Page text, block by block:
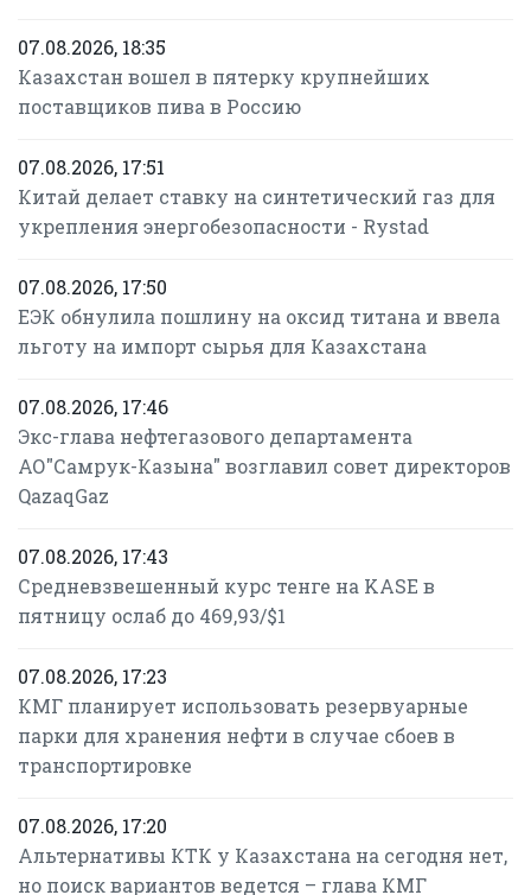
07.08.2026, 18:35
Казахстан вошел в пятерку крупнейших
поставщиков пива в Россию
07.08.2026, 17:51
Китай делает ставку на синтетический газ для
укрепления энергобезопасности - Rystad
07.08.2026, 17:50
ЕЭК обнулила пошлину на оксид титана и ввела
льготу на импорт сырья для Казахстана
07.08.2026, 17:46
Экс-глава нефтегазового департамента
АО"Самрук-Казына" возглавил совет директоров
QazaqGaz
07.08.2026, 17:43
Средневзвешенный курс тенге на KASE в
пятницу ослаб до 469,93/$1
07.08.2026, 17:23
КМГ планирует использовать резервуарные
парки для хранения нефти в случае сбоев в
транспортировке
07.08.2026, 17:20
Альтернативы КТК у Казахстана на сегодня нет,
но поиск вариантов ведется – глава КМГ